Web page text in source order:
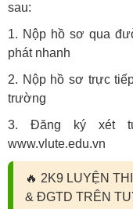
sau:
1. Nộp hồ sơ qua
phát nhanh
2. Nộp hồ sơ trực
trường
3. Đăng ký xét
www.vlute.edu.vn
🔥 2K9 LUYỆN
& ĐGTD TRÊN